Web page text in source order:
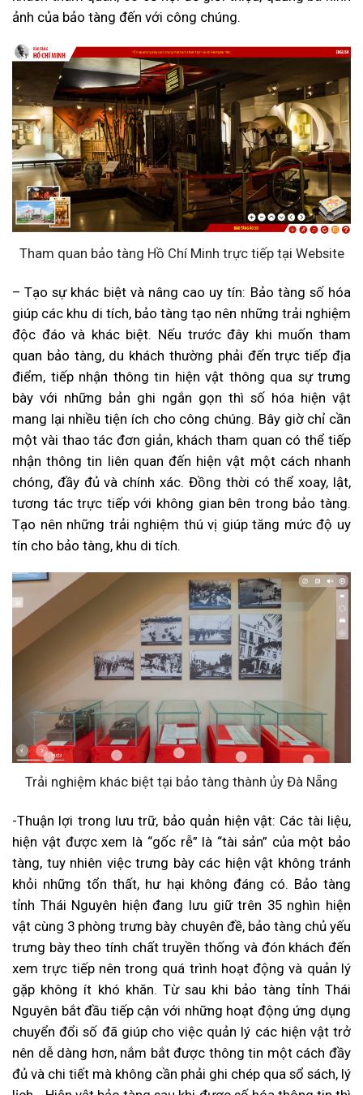
ảnh của bảo tàng đến với công chúng.
Tham quan bảo tàng Hồ Chí Minh trực tiếp tại Website
– Tạo sự khác biệt và nâng cao uy tín: Bảo tàng số hóa
giúp các khu di tích, bảo tàng tạo nên những trải nghiệm
độc đáo và khác biệt. Nếu trước đây khi muốn tham
quan bảo tàng, du khách thường phải đến trực tiếp địa
điểm, tiếp nhận thông tin hiện vật thông qua sự trưng
bày với những bản ghi ngắn gọn thì số hóa hiện vật
mang lại nhiều tiện ích cho công chúng. Bây giờ chỉ cần
một vài thao tác đơn giản, khách tham quan có thể tiếp
nhận thông tin liên quan đến hiện vật một cách nhanh
chóng, đầy đủ và chính xác. Đồng thời có thể xoay, lật,
tương tác trực tiếp với không gian bên trong bảo tàng.
Tạo nên những trải nghiệm thú vị giúp tăng mức độ uy
tín cho bảo tàng, khu di tích.
Trải nghiệm khác biệt tại bảo tàng thành ủy Đà Nẵng
-Thuận lợi trong lưu trữ, bảo quản hiện vật: Các tài liệu,
hiện vật được xem là “gốc rễ” là “tài sản” của một bảo
tàng, tuy nhiên việc trưng bày các hiện vật không tránh
khỏi những tổn thất, hư hại không đáng có. Bảo tàng
tỉnh Thái Nguyên hiện đang lưu giữ trên 35 nghìn hiện
vật cùng 3 phòng trưng bày chuyên đề, bảo tàng chủ yếu
trưng bày theo tính chất truyền thống và đón khách đến
xem trực tiếp nên trong quá trình hoạt động và quản lý
gặp không ít khó khăn. Từ sau khi bảo tàng tỉnh Thái
Nguyên bắt đầu tiếp cận với những hoạt động ứng dụng
chuyển đổi số đã giúp cho việc quản lý các hiện vật trở
nên dễ dàng hơn, nắm bắt được thông tin một cách đầy
đủ và chi tiết mà không cần phải ghi chép qua sổ sách, lý